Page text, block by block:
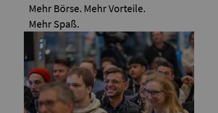
Mehr Börse. Mehr Vorteile.
Mehr Spaß.